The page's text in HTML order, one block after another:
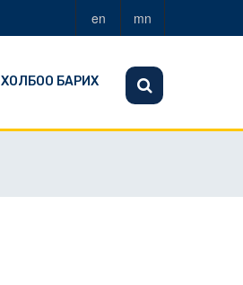
en mn
ХОЛБОО БАРИХ